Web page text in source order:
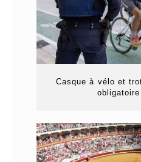
Casque à vélo et